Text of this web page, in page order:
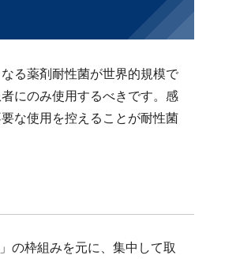
る薬剤耐性菌が世界的規模で
にのみ使用するべきです。感
な使用を控えることが耐性菌
の枠組みを元に、集中して取